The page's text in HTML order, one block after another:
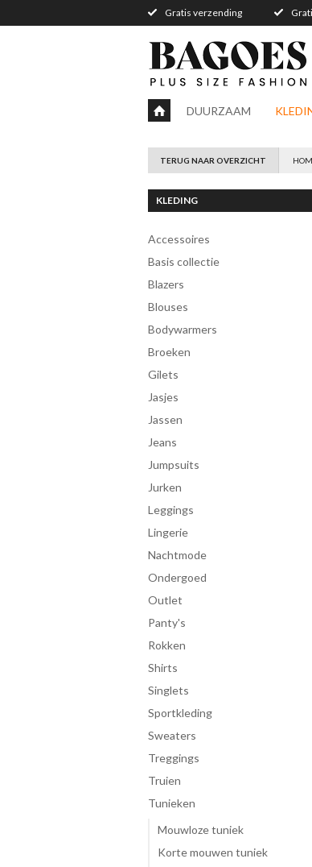
Gratis verzending
DUURZAAM
TERUG NAAR OVERZICHT
KLEDING
accessoires
Basis collectie
blazers
blouses
bodywarmers
broeken
gilets
jasjes
jassen
jeans
jumpsuits
jurken
leggings
lingerie
Nachtmode
ondergoed
Outlet
panty's
rokken
shirts
singlets
Sportkleding
sweaters
treggings
truien
tunieken
Mouwloze tuniek
Korte mouwen tuniek